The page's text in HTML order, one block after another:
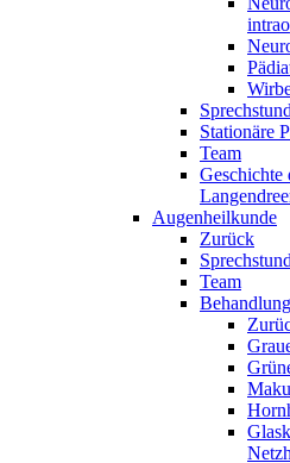
Stationäre
Team
Augenheilkunde
Zurück
Team